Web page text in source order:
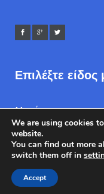
Επιλέξτε
Μονώσεις
Στεγανοποιήσεις
Θερμομόνωση
Στεγανοποίηση
We are using cookies
website.
You can find out more
switch them off in
Accept